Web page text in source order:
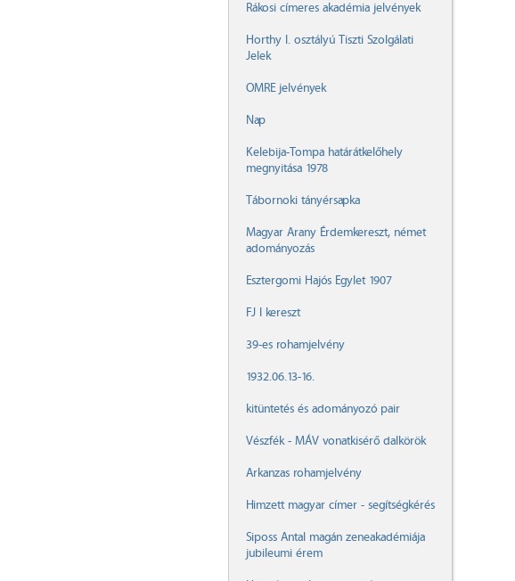
Rákosi címeres akadémia jelvények
Horthy I. osztályú Tiszti Szolgálati
Jelek
OMRE jelvények
Nap
Kelebija-Tompa határátkelőhely
megnyitása 1978
Tábornoki tányérsapka
Magyar Arany Érdemkereszt, német
adományozás
Esztergomi Hajós Egylet 1907
FJ I kereszt
39-es rohamjelvény
1932.06.13-16.
kitüntetés és adományozó pair
Vészfék - MÁV vonatkisérő dalkörök
Arkanzas rohamjelvény
Himzett magyar címer - segítségkérés
Siposs Antal magán zeneakadémiája
jubileumi érem